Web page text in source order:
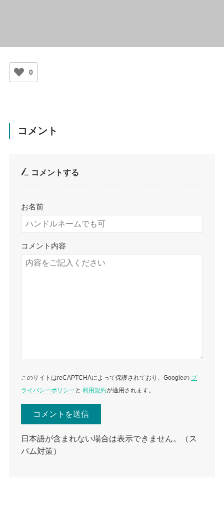
0
コメント
コメントする
お名前
コメント内容
このサイトはreCAPTCHAによって保護されており、Googleの プ
ライバシーポリシー と利用規約が適用されます。
日本語が含まれない場合は表示できません。（ス
パム対策）